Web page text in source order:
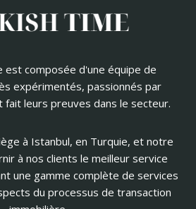
composée d'une équipe de
expérimentés, passionnés par
fait leurs preuves dans le secteur.
à Istanbul, en Turquie, et notre
à nos clients le meilleur service
une gamme complète de services
du processus de transaction